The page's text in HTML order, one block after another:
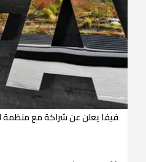
فيفا يعلن عن شراكة مع منظمة